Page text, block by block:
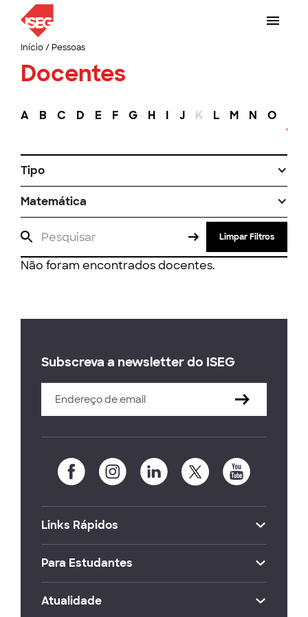
Início/ Pessoas
Docentes
A B C D E F G H I J K L M N O
Tipo
Matemática
Limpar Filtros
Não foram encontrados docentes.
Subscreva a newsletter do ISEG
Links Rápidos
Para Estudantes
Atualidade